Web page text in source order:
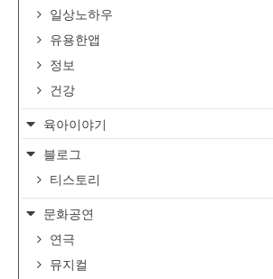
일상노하우
유용한앱
정보
건강
육아이야기
블로그
티스토리
문화공연
연극
뮤지컬